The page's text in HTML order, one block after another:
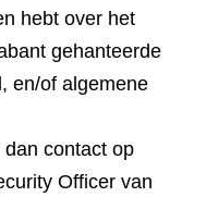
hebt over het
gehanteerde
en/of algemene
contact op
Officer van